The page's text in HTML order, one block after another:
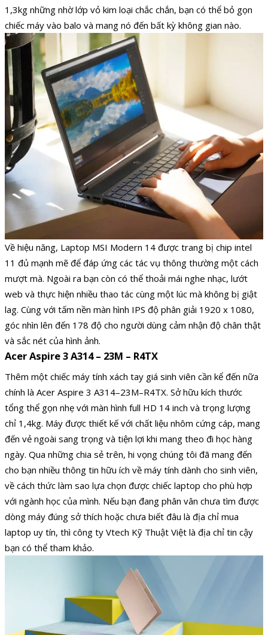
1,3kg những nhờ lớp vỏ kim loại chắc chắn, bạn có thể bỏ gọn
chiếc máy vào balo và mang nó đến bất kỳ không gian nào.
Về hiệu năng, Laptop MSI Modern 14 được trang bị chip intel
11 đủ mạnh mẽ để đáp ứng các tác vụ thông thường một cách
mượt mà. Ngoài ra bạn còn có thể thoải mái nghe nhạc, lướt
web và thực hiện nhiều thao tác cùng một lúc mà không bị giật
lag. Cùng với tấm nền màn hình IPS độ phân giải 1920 x 1080,
góc nhìn lên đến 178 độ cho người dùng cảm nhận độ chân thật
và sắc nét của hình ảnh.
Acer Aspire 3 A314 – 23M – R4TX
Thêm một chiếc máy tính xách tay giá sinh viên cần kể đến nữa
chính là Acer Aspire 3 A314–23M–R4TX. Sở hữu kích thước
tổng thể gọn nhẹ với màn hình full HD 14 inch và trọng lượng
chỉ 1,4kg. Máy được thiết kế với chất liệu nhôm cứng cáp, mang
đến vẻ ngoài sang trọng và tiện lợi khi mang theo đi học hàng
ngày. Qua những chia sẻ trên, hi vọng chúng tôi đã mang đến
cho bạn nhiều thông tin hữu ích về máy tính dành cho sinh viên,
về cách thức làm sao lựa chọn được chiếc laptop cho phù hợp
với ngành học của mình. Nếu bạn đang phân vân chưa tìm được
dòng máy đúng sở thích hoặc chưa biết đâu là địa chỉ mua
laptop uy tín, thì công ty Vtech Kỹ Thuật Việt là địa chỉ tin cậy
bạn có thể tham khảo.